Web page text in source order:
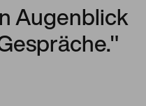
Augenblick